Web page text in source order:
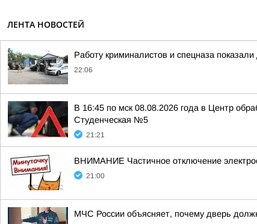
ЛЕНТА НОВОСТЕЙ
Работу криминалистов и спецназа
22:06
В 16:45 по мск 08.08.2026 года в Центр
Студенческая №5
21:21
ВНИМАНИЕ Частичное отключение
21:00
МЧС России объясняет, почему дверь